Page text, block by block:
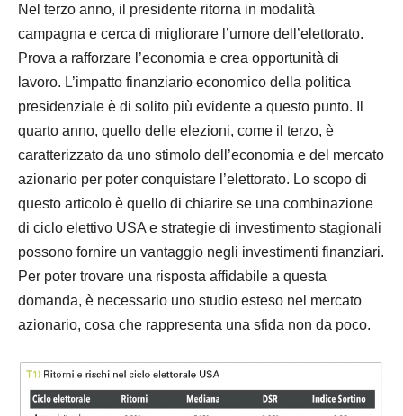
Nel terzo anno, il presidente ritorna in modalità
campagna e cerca di migliorare l’umore dell’elettorato.
Prova a rafforzare l’economia e crea opportunità di
lavoro. L’impatto finanziario economico della politica
presidenziale è di solito più evidente a questo punto. Il
quarto anno, quello delle elezioni, come il terzo, è
caratterizzato da uno stimolo dell’economia e del mercato
azionario per poter conquistare l’elettorato. Lo scopo di
questo articolo è quello di chiarire se una combinazione
di ciclo elettivo USA e strategie di investimento stagionali
possono fornire un vantaggio negli investimenti finanziari.
Per poter trovare una risposta affidabile a questa
domanda, è necessario uno studio esteso nel mercato
azionario, cosa che rappresenta una sfida non da poco.